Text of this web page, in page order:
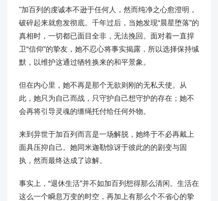
"加百列的虔诚本不逊于任何人，然而纯净之心愈澄明，
破碎起来就愈发彻底。千年过后，当她发现“晨星堕落”的
真相时，一切都已面目全非，无法挽回。面对着一直捍
卫“信仰”的挚友，她不忍心将事实揭露，所以选择保持缄
默，以维护这通过牺牲换来的和平景象。
但在内心里，她不再是那个无欲则刚的无私天使。从
此，她只为自己而战，只守护自己想守护的存在；她不
会再将引导灵魂的缰绳托付给任何外物。
来到异世于加百列而言是一场解脱，她终于不必再戴上
面具压抑自己。她同米迦勒惊讶于彼此的的剧变与固
执，然而最终达成了谅解。
事实上，“退休生活”并不如加百列想得那么清闲。生活在
这么一个瞬息万变的时空，再加上有那么个不省心的挚